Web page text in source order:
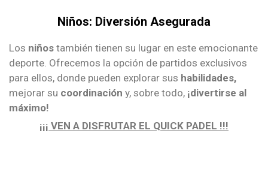
Niños: Diversión Asegurada
Los niños también tienen su lugar en este emocionante
deporte. Ofrecemos la opción de partidos exclusivos
para ellos, donde pueden explorar sus habilidades,
mejorar su coordinación y, sobre todo, ¡divertirse al
máximo!
¡¡¡ VEN A DISFRUTAR EL QUICK PADEL !!!